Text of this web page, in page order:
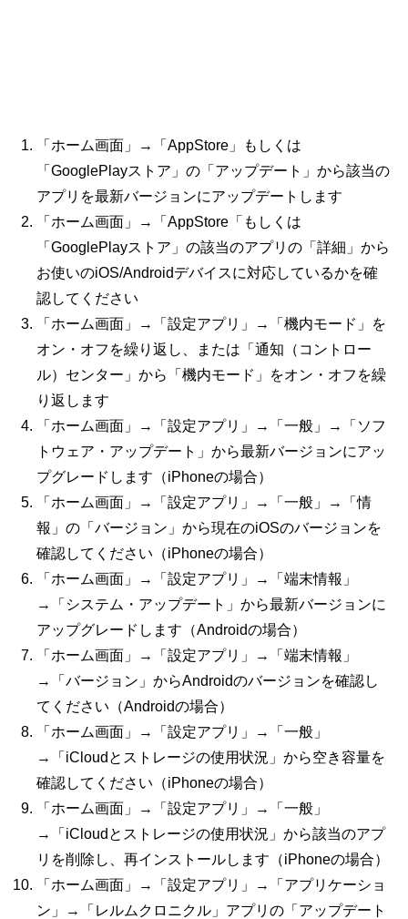
「ホーム画面」→「 AppStore 」もしくは
「 GooglePlayストア」の「アップデート」から該当の
アプリを最新バージョンにアップデートします
「ホーム画面」→「 AppStore 「もしくは
「 GooglePlayストア」の該当のアプリの「詳細」から
お使いのiOS/Androidデバイスに対応しているかを確
認してください
「ホーム画面」→「設定アプリ」→「機内モード」を
オン・オフを繰り返し、または「通知（コントロー
ル）センター」から「機内モード」をオン・オフを繰
り返します
「ホーム画面」→「設定アプリ」→「一般」→「ソフ
トウェア・アップデート」から最新バージョンにアッ
プグレードします（iPhoneの場合）
「ホーム画面」→「設定アプリ」→「一般」→「情
報」の「バージョン」から現在のiOSのバージョンを
確認してください（iPhoneの場合）
「ホーム画面」→「設定アプリ」→「端末情報」
→「システム・アップデート」から最新バージョンに
アップグレードします（Androidの場合）
「ホーム画面」→「設定アプリ」→「端末情報」
→「バージョン」からAndroidのバージョンを確認し
てください（Androidの場合）
「ホーム画面」→「設定アプリ」→「一般」
→「 iCloud とストレージの使用状況」から空き容量を
確認してください（iPhoneの場合）
「ホーム画面」→「設定アプリ」→「一般」
→「 iCloud とストレージの使用状況」から該当のアプ
リを削除し、再インストールします（iPhoneの場合）
「ホーム画面」→「設定アプリ」→「アプリケーショ
ン」→「レルムクロニクル」アプリの「アップデート